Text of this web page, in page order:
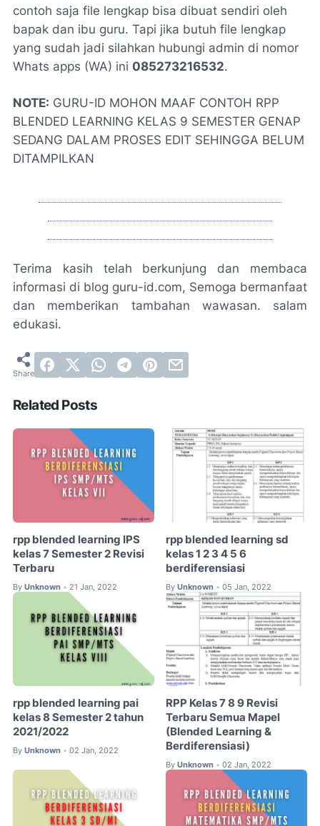
contoh saja file lengkap bisa dibuat sendiri oleh
bapak dan ibu guru. Tapi jika butuh file lengkap
yang sudah jadi silahkan hubungi admin di nomor
Whats apps (WA) ini 085273216532.
NOTE: GURU-ID MOHON MAAF CONTOH RPP
BLENDED LEARNING KELAS 9 SEMESTER GENAP
SEDANG DALAM PROSES EDIT SEHINGGA BELUM
DITAMPILKAN
Terima kasih telah berkunjung dan membaca
informasi di blog guru-id.com, Semoga bermanfaat
dan memberikan tambahan wawasan. salam
edukasi.
Related Posts
rpp blended learning IPS
kelas 7 Semester 2 Revisi
Terbaru
By Unknown • 21 Jan, 2022
rpp blended learning sd
kelas 1 2 3 4 5 6
berdiferensiasi
By Unknown • 05 Jan, 2022
rpp blended learning pai
kelas 8 Semester 2 tahun
2021/2022
By Unknown • 02 Jan, 2022
RPP Kelas 7 8 9 Revisi
Terbaru Semua Mapel
(Blended Learning &
Berdiferensiasi)
By Unknown • 02 Jan, 2022